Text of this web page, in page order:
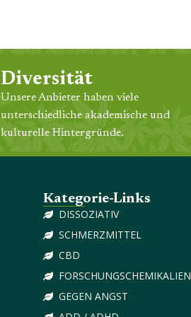
Diversität
Unsere Anbieter haben viele
unterschiedliche akademische und
kulturelle Hintergründe.
Kategorie-Links
DISSOZIATIV
SCHMERZMITTEL
CBD
FORSCHUNGSCHEMIKALIEN
GEGEN ANGST